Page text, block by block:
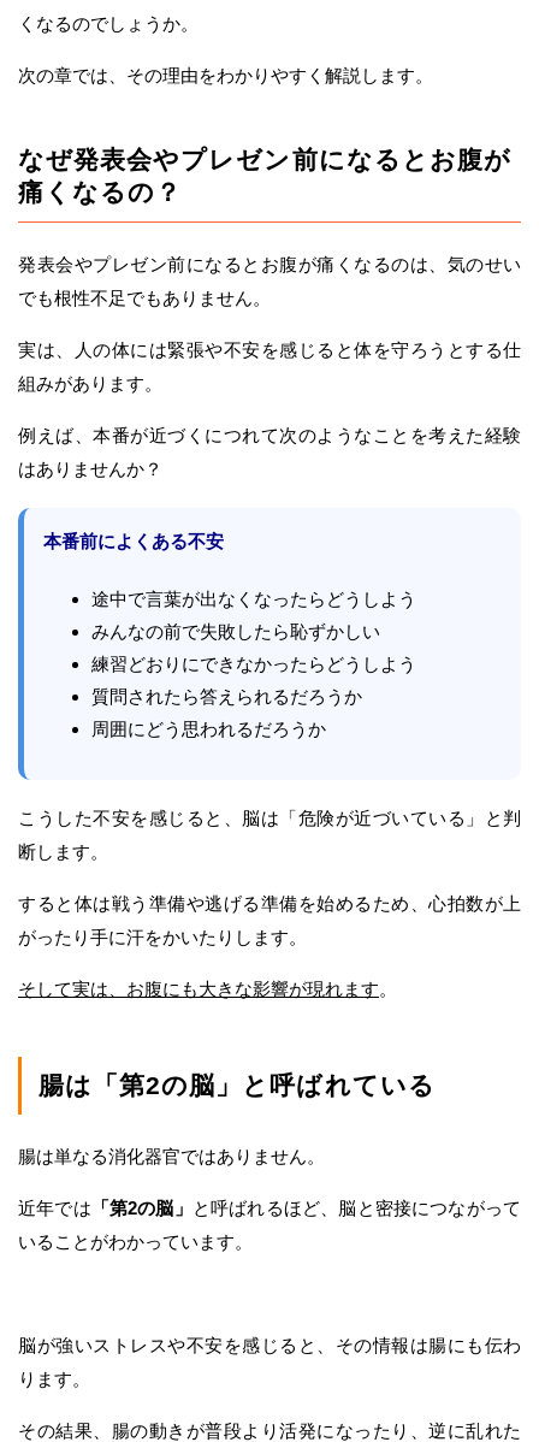
くなるのでしょうか。
次の章では、その理由をわかりやすく解説します。
なぜ発表会やプレゼン前になるとお腹が
痛くなるの？
発表会やプレゼン前になるとお腹が痛くなるのは、気のせい
でも根性不足でもありません。
実は、人の体には緊張や不安を感じると体を守ろうとする仕
組みがあります。
例えば、本番が近づくにつれて次のようなことを考えた経験
はありませんか？
本番前によくある不安
途中で言葉が出なくなったらどうしよう
みんなの前で失敗したら恥ずかしい
練習どおりにできなかったらどうしよう
質問されたら答えられるだろうか
周囲にどう思われるだろうか
こうした不安を感じると、脳は「危険が近づいている」と判
断します。
すると体は戦う準備や逃げる準備を始めるため、心拍数が上
がったり手に汗をかいたりします。
そして実は、お腹にも大きな影響が現れます。
腸は「第2の脳」と呼ばれている
腸は単なる消化器官ではありません。
近年では 「第2の脳」 と呼ばれるほど、脳と密接につながって
いることがわかっています。
脳が強いストレスや不安を感じると、その情報は腸にも伝わ
ります。
その結果、腸の動きが普段より活発になったり、逆に乱れた